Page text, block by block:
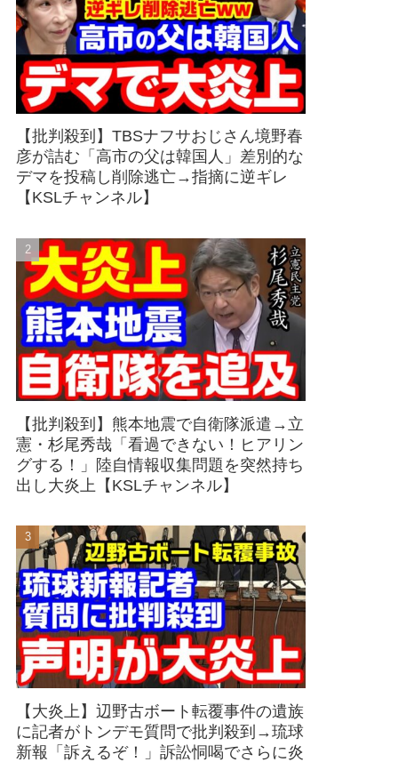
【批判殺到】TBSナフサおじさん境野春
彦が詰む「高市の父は韓国人」差別的な
デマを投稿し削除逃亡→指摘に逆ギレ
【KSLチャンネル】
【批判殺到】熊本地震で自衛隊派遣→立
憲・杉尾秀哉「看過できない！ヒアリン
グする！」陸自情報収集問題を突然持ち
出し大炎上【KSLチャンネル】
【大炎上】辺野古ボート転覆事件の遺族
に記者がトンデモ質問で批判殺到→琉球
新報「訴えるぞ！」訴訟恫喝でさらに炎